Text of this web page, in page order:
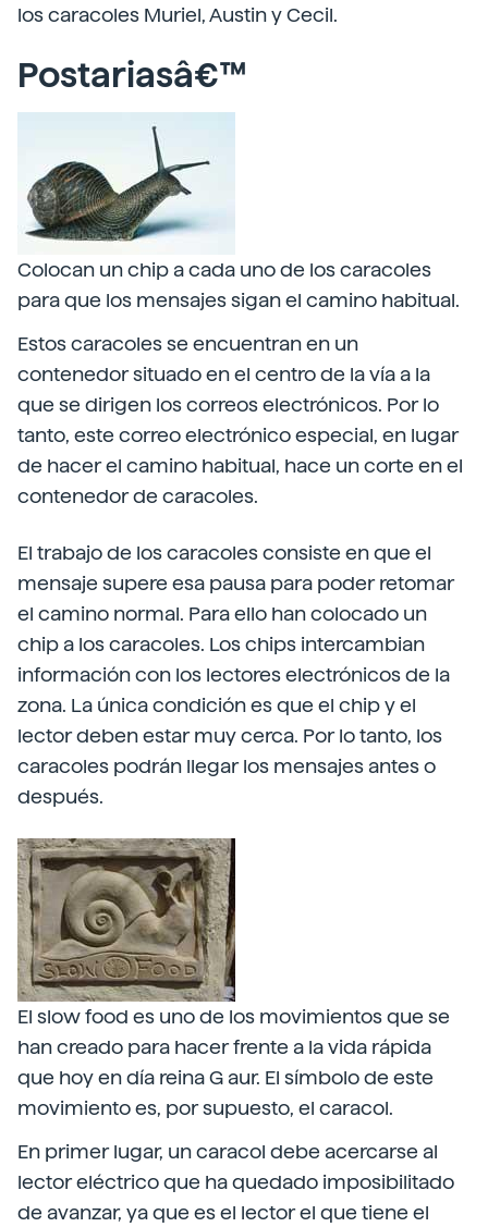
los caracoles Muriel, Austin y Cecil.
Postariasâ€™
Colocan un chip a cada uno de los caracoles
para que los mensajes sigan el camino habitual.
Estos caracoles se encuentran en un
contenedor situado en el centro de la vía a la
que se dirigen los correos electrónicos. Por lo
tanto, este correo electrónico especial, en lugar
de hacer el camino habitual, hace un corte en el
contenedor de caracoles.
El trabajo de los caracoles consiste en que el
mensaje supere esa pausa para poder retomar
el camino normal. Para ello han colocado un
chip a los caracoles. Los chips intercambian
información con los lectores electrónicos de la
zona. La única condición es que el chip y el
lector deben estar muy cerca. Por lo tanto, los
caracoles podrán llegar los mensajes antes o
después.
El slow food es uno de los movimientos que se
han creado para hacer frente a la vida rápida
que hoy en día reina G aur. El símbolo de este
movimiento es, por supuesto, el caracol.
En primer lugar, un caracol debe acercarse al
lector eléctrico que ha quedado imposibilitado
de avanzar, ya que es el lector el que tiene el